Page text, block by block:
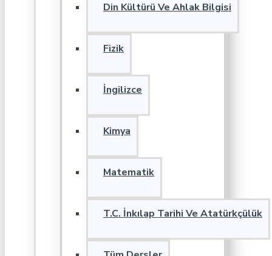
Din Kültürü Ve Ahlak Bilgisi
Fizik
İngilizce
Kimya
Matematik
T.C. İnkılap Tarihi Ve Atatürkçülük